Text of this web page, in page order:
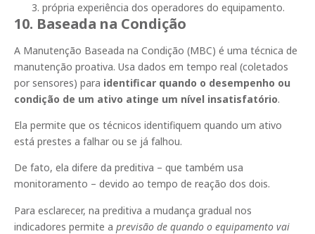
própria experiência dos operadores do equipamento.
10. Baseada na Condição
A Manutenção Baseada na Condição (MBC) é uma técnica de
manutenção proativa. Usa dados em tempo real (coletados
por sensores) para identificar quando o desempenho ou
condição de um ativo atinge um nível insatisfatório.
Ela permite que os técnicos identifiquem quando um ativo
está prestes a falhar ou se já falhou.
De fato, ela difere da preditiva – que também usa
monitoramento – devido ao tempo de reação dos dois.
Para esclarecer, na preditiva a mudança gradual nos
indicadores permite a previsão de quando o equipamento vai